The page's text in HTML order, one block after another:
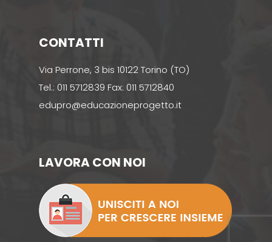
CONTATTI
Via Perrone, 3 bis 10122 Torino (TO)
Tel.: 011 5712839 Fax: 011 5712840
edupro@educazioneprogetto.it
LAVORA CON NOI